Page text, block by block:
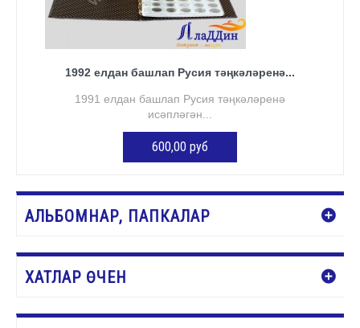
1992 елдан башлап Русия тәңкәләренә...
1991 елдан башлап Русия тәңкәләренә
исәпләгән...
600,00 руб
АЛЬБОМНАР, ПАПКАЛАР
ХАТЛАР ӨЧЕН